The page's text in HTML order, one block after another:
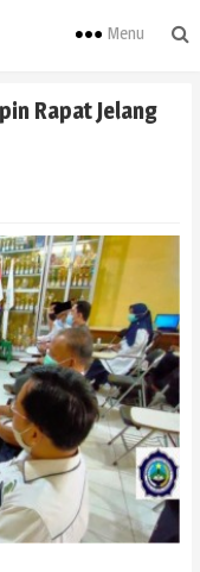
Menu
Rapat Jelang